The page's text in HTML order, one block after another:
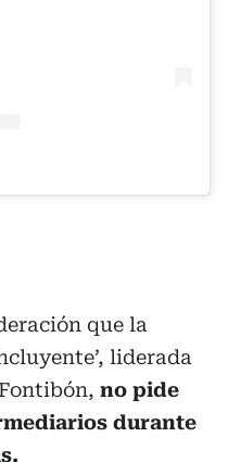
que la
liderada
no pide
durante